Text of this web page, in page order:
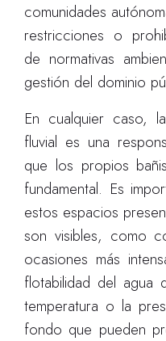
comunidades
restricciones o
de normativas
gestión del dominio
En cualquier caso,
fluvial es una
que los propios
fundamental. Es
estos espacios
son visibles, como
ocasiones más
flotabilidad del agua
temperatura o la
fondo que pueden